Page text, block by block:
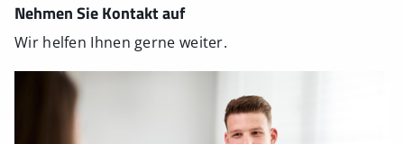
Nehmen Sie Kontakt auf
Wir helfen Ihnen gerne weiter.